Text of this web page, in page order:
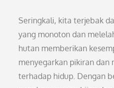
Seringkali, kita terjebak
yang monoton dan
hutan memberikan
menyegarkan pikiran dan
terhadap hidup. Dengan